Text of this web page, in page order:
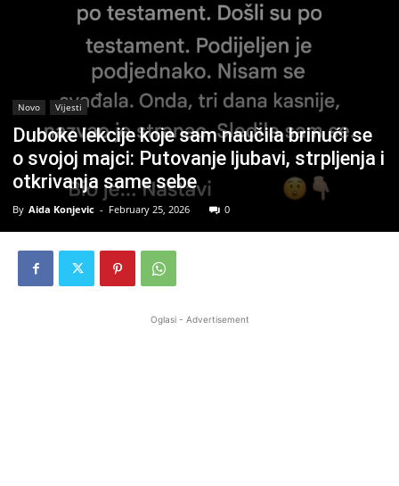
Novo Vijesti
Duboke lekcije koje sam naučila brinući se
o svojoj majci: Putovanje ljubavi, strpljenja i
otkrivanja same sebe
By Aida Konjevic - February 25, 2026 0
Oglasi - Advertisement